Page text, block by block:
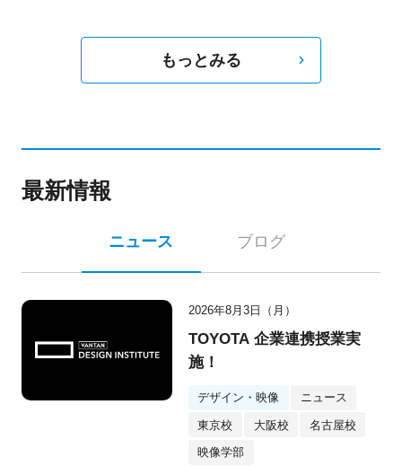
もっとみる
最新情報
ニュース ブログ
2026年8月3日（月）
TOYOTA 企業連携授業実
施！
デザイン・映像 ニュース
東京校 大阪校 名古屋校
映像学部